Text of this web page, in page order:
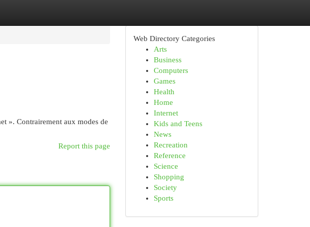
». Contrairement aux modes de
Report this page
Web Directory Categories
Arts
Business
Computers
Games
Health
Home
Internet
Kids and Teens
News
Recreation
Reference
Science
Shopping
Society
Sports